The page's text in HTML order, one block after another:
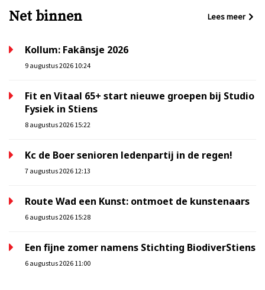
Net binnen Lees meer
Kollum: Fakânsje 2026
9 augustus 2026 10:24
Fit en Vitaal 65+ start nieuwe groepen bij Studio
Fysiek in Stiens
8 augustus 2026 15:22
Kc de Boer senioren ledenpartij in de regen!
7 augustus 2026 12:13
Route Wad een Kunst: ontmoet de kunstenaars
6 augustus 2026 15:28
Een fijne zomer namens Stichting BiodiverStiens
6 augustus 2026 11:00